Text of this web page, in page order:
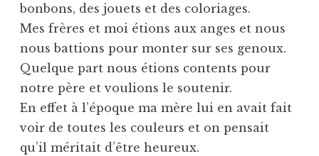
bonbons, des jouets et des coloriages.
Mes frères et moi étions aux anges et nous
nous battions pour monter sur ses genoux.
Quelque part nous étions contents pour
notre père et voulions le soutenir.
En effet à l’époque ma mère lui en avait fait
voir de toutes les couleurs et on pensait
qu’il méritait d’être heureux.